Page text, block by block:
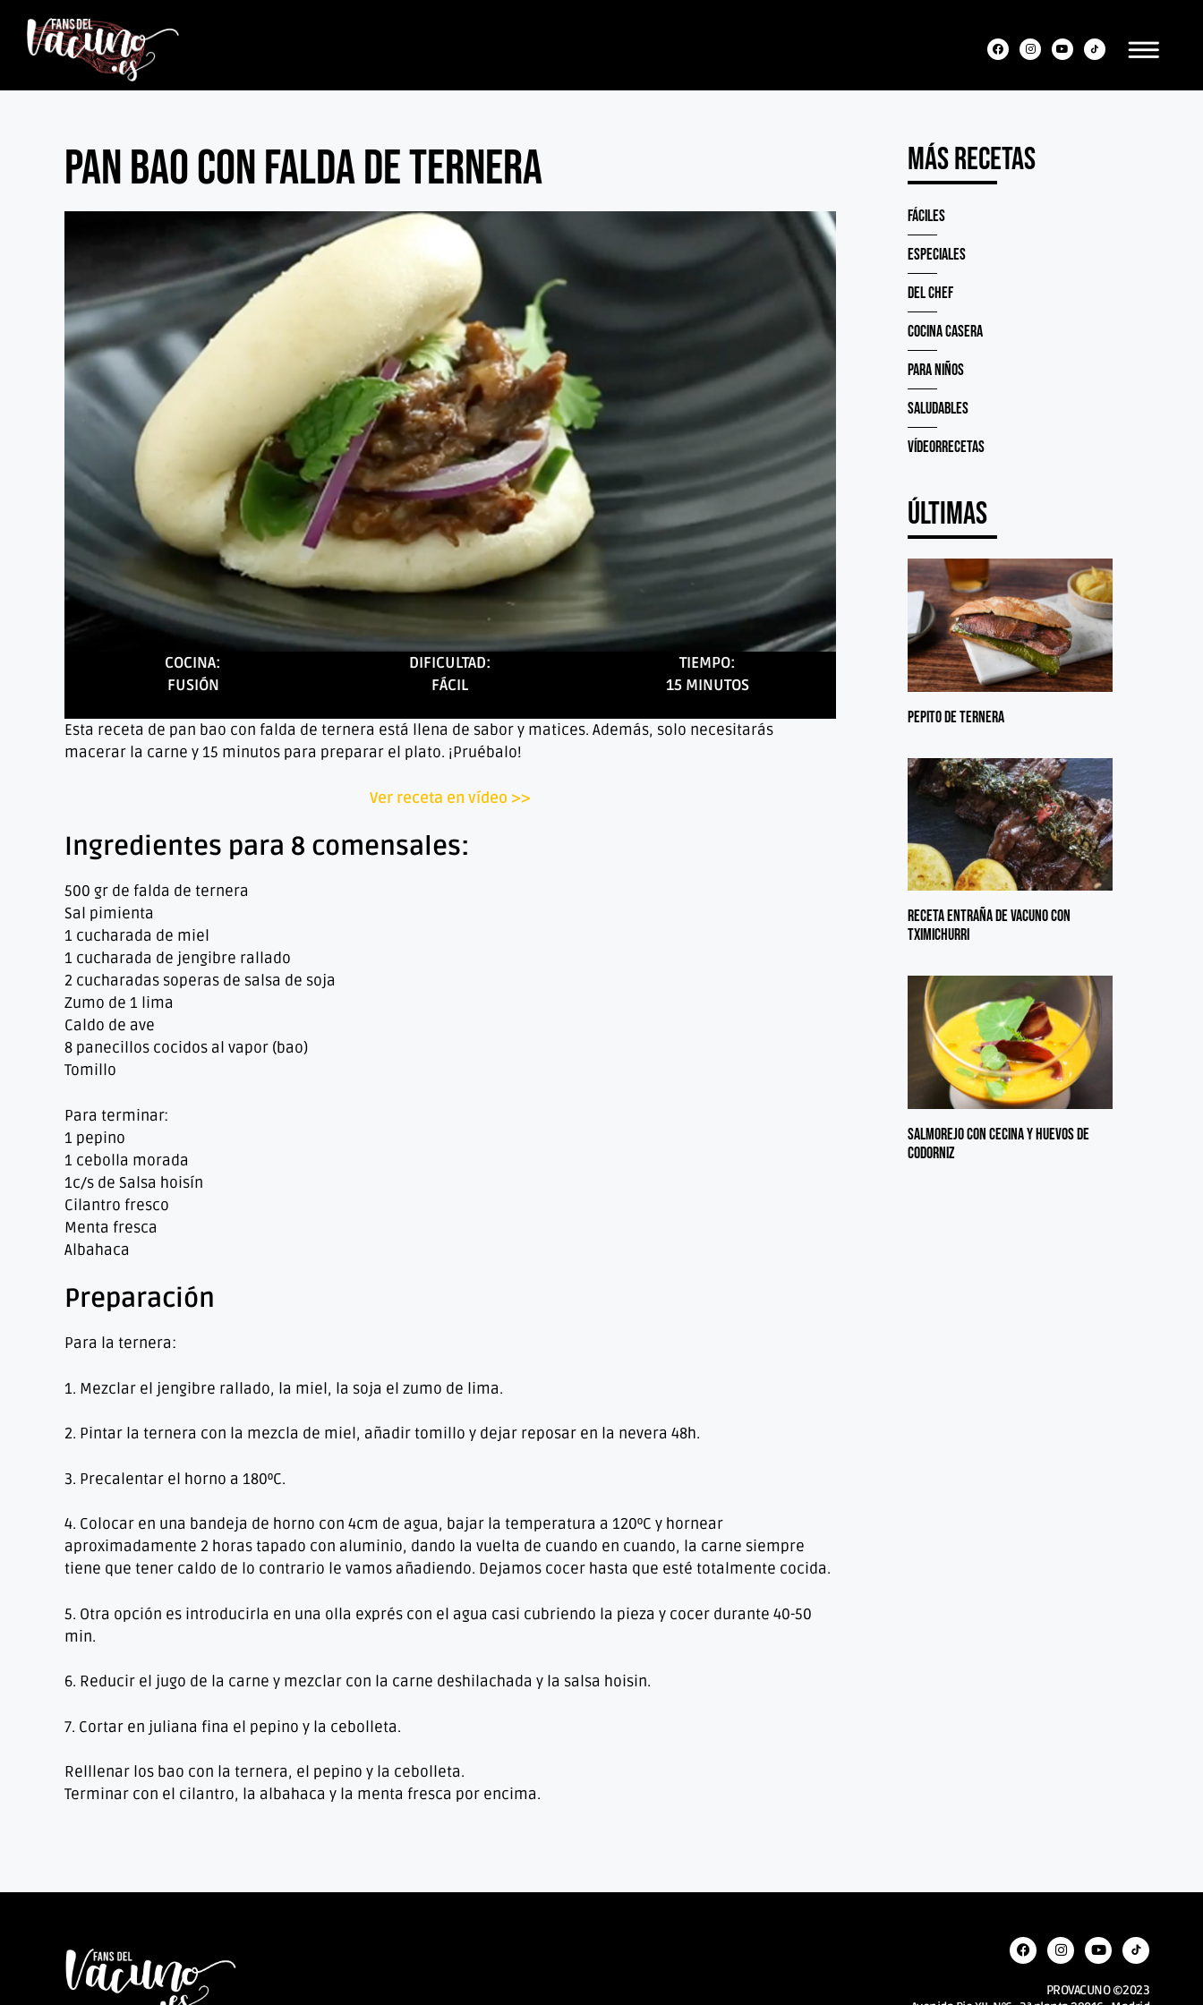
Pan Bao con falda de ternera
COCINA:
FUSIÓN
DIFICULTAD:
FÁCIL
TIEMPO:
15 MINUTOS
Esta receta de pan bao con falda de ternera está llena de sabor y matices. Además, solo necesitarás
macerar la carne y 15 minutos para preparar el plato. ¡Pruébalo!
Ver receta en vídeo >>
Ingredientes para 8 comensales:
500 gr de falda de ternera
Sal pimienta
1 cucharada de miel
1 cucharada de jengibre rallado
2 cucharadas soperas de salsa de soja
Zumo de 1 lima
Caldo de ave
8 panecillos cocidos al vapor (bao)
Tomillo
Para terminar:
1 pepino
1 cebolla morada
1c/s de Salsa hoisín
Cilantro fresco
Menta fresca
Albahaca
Preparación
Para la ternera:
1. Mezclar el jengibre rallado, la miel, la soja el zumo de lima.
2. Pintar la ternera con la mezcla de miel, añadir tomillo y dejar reposar en la nevera 48h.
3. Precalentar el horno a 180ºC.
4. Colocar en una bandeja de horno con 4cm de agua, bajar la temperatura a 120ºC y hornear
aproximadamente 2 horas tapado con aluminio, dando la vuelta de cuando en cuando, la carne siempre
tiene que tener caldo de lo contrario le vamos añadiendo. Dejamos cocer hasta que esté totalmente cocida.
5. Otra opción es introducirla en una olla exprés con el agua casi cubriendo la pieza y cocer durante 40-50
min.
6. Reducir el jugo de la carne y mezclar con la carne deshilachada y la salsa hoisin.
7. Cortar en juliana fina el pepino y la cebolleta.
Relllenar los bao con la ternera, el pepino y la cebolleta.
Terminar con el cilantro, la albahaca y la menta fresca por encima.
Más recetas
Fáciles
Especiales
Del chef
Cocina casera
Para niños
Saludables
Vídeorrecetas
Últimas
Pepito de Ternera
Receta entraña de vacuno con
tximichurri
Salmorejo con cecina y huevos de
codorniz
PROVACUNO ©2023